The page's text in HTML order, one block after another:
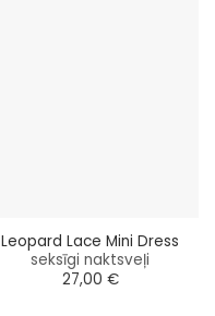
Leopard Lace Mini Dress
seksīgi naktsveļi
27,00 €